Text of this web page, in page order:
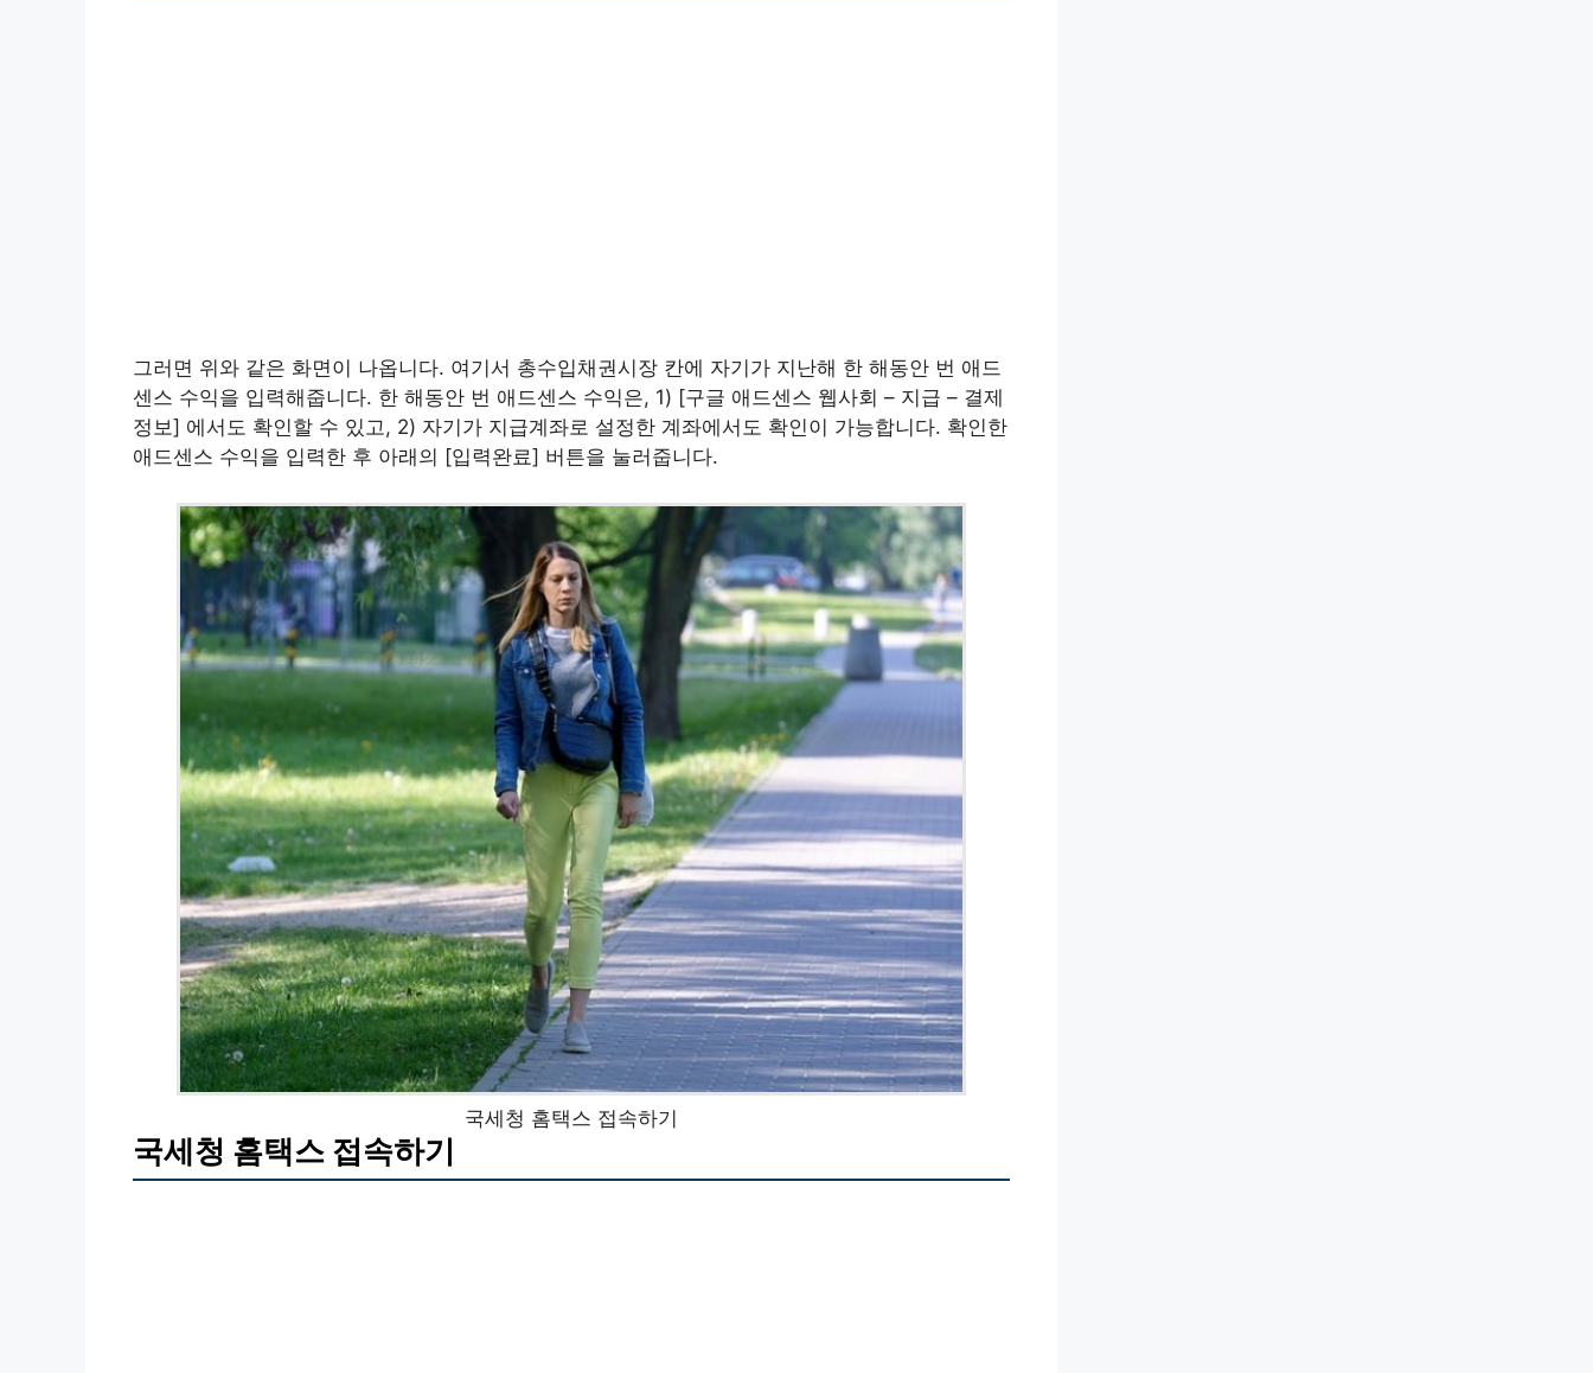
그러면 위와 같은 화면이 나옵니다. 여기서 총수입채권시장 칸에 자기가 지난해 한 해동안 번 애드
센스 수익을 입력해줍니다. 한 해동안 번 애드센스 수익은, 1) [구글 애드센스 웹사회 – 지급 – 결제
정보] 에서도 확인할 수 있고, 2) 자기가 지급계좌로 설정한 계좌에서도 확인이 가능합니다. 확인한
애드센스 수익을 입력한 후 아래의 [입력완료] 버튼을 눌러줍니다.
국세청 홈택스 접속하기
국세청 홈택스 접속하기